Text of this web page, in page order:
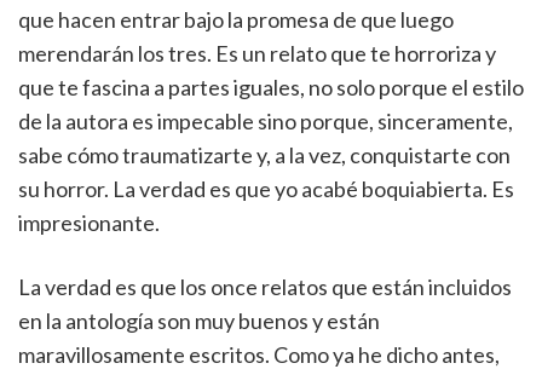
que hacen entrar bajo la promesa de que luego
merendarán los tres. Es un relato que te horroriza y
que te fascina a partes iguales, no solo porque el estilo
de la autora es impecable sino porque, sinceramente,
sabe cómo traumatizarte y, a la vez, conquistarte con
su horror. La verdad es que yo acabé boquiabierta. Es
impresionante.
La verdad es que los once relatos que están incluidos
en la antología son muy buenos y están
maravillosamente escritos. Como ya he dicho antes,